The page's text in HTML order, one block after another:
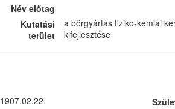
Név előtag
Kutatási
terület
a bőrgyártás fiziko-kémiai
kifejlesztése
1907.02.22.